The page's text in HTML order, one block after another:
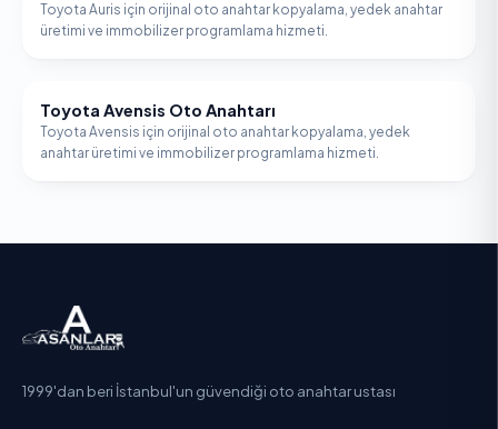
Toyota Auris için orijinal oto anahtar kopyalama, yedek anahtar
üretimi ve immobilizer programlama hizmeti.
TOYOTA
Toyota Avensis Oto Anahtarı
Toyota Avensis için orijinal oto anahtar kopyalama, yedek
anahtar üretimi ve immobilizer programlama hizmeti.
1999'dan beri İstanbul'un güvendiği oto anahtar ustası